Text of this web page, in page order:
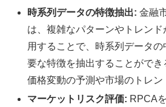
時系列データの特徴抽出: 金融
は、複雑なパターンやトレン
用することで、時系列データ
要な特徴を抽出することがで
価格変動の予測や市場のトレン
マーケットリスク評価: RPCA